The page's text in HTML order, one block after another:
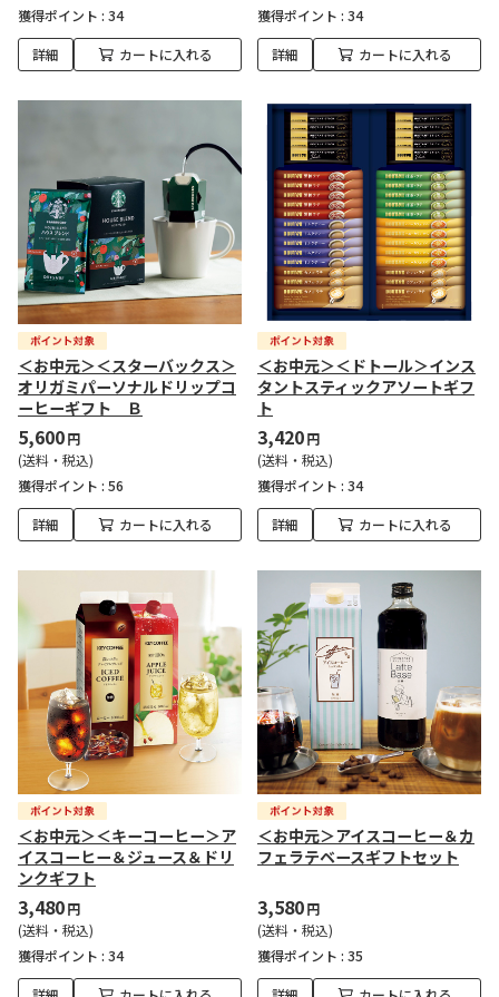
獲得ポイント : 34
詳細 カートに入れる
獲得ポイント : 34
詳細 カートに入れる
＜お中元＞＜スターバックス＞
オリガミパーソナルドリップコ
ーヒーギフト Ｂ
5,600円
(送料・税込)
獲得ポイント : 56
詳細 カートに入れる
＜お中元＞＜ドトール＞インス
タントスティックアソートギフ
ト
3,420円
(送料・税込)
獲得ポイント : 34
詳細 カートに入れる
＜お中元＞＜キーコーヒー＞ア
イスコーヒー＆ジュース＆ドリ
ンクギフト
3,480円
(送料・税込)
獲得ポイント : 34
＜お中元＞アイスコーヒー＆カ
フェラテベースギフトセット
3,580円
(送料・税込)
獲得ポイント : 35